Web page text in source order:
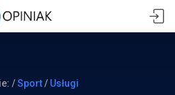
/Sport/ Usługi